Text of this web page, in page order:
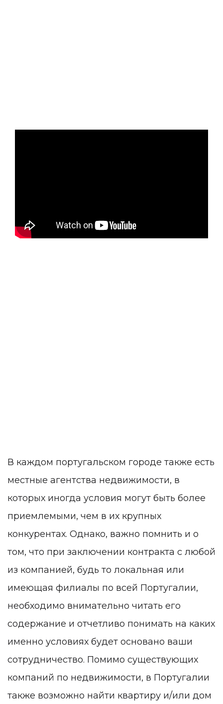
В каждом португальском городе также есть
местные агентства недвижимости, в
которых иногда условия могут быть более
приемлемыми, чем в их крупных
конкурентах. Однако, важно помнить и о
том, что при заключении контракта с любой
из компанией, будь то локальная или
имеющая филиалы по всей Португалии,
необходимо внимательно читать его
содержание и отчетливо понимать на каких
именно условиях будет основано ваши
сотрудничество. Помимо существующих
компаний по недвижимости, в Португалии
также возможно найти квартиру и/или дом